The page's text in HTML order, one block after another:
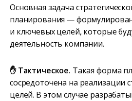
Основная задача
планирования —
и ключевых целей, которые
деятельность компании.
✋ Тактическое. Такая форма
сосредоточена на реализации
целей. В этом случае